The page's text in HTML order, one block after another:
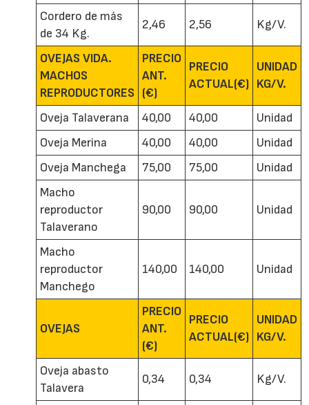
Cordero de más
de 34 Kg.
2,46 2,56 Kg/V.
OVEJAS VIDA.
MACHOS
REPRODUCTORES
PRECIO
ANT.
(€)
PRECIO
ACTUAL(€)
UNIDAD
KG/V.
Oveja Talaverana 40,00 40,00
Unidad
Oveja Merina
40,00 40,00
Unidad
Oveja Manchega
75,00 75,00
Unidad
Macho
reproductor
Talaverano
90,00 90,00 Unidad
Macho
reproductor
Manchego
140,00 140,00 Unidad
OVEJAS
PRECIO
ANT.
(€)
PRECIO
ACTUAL(€)
UNIDAD
KG/V.
Oveja abasto
Talavera
0,34 0,34 Kg/V.